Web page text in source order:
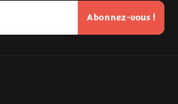
Abonnez-vous !